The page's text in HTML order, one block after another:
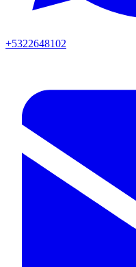
+5322648102